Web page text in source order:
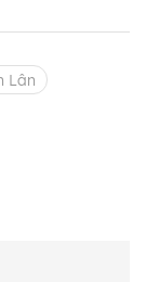
Lân